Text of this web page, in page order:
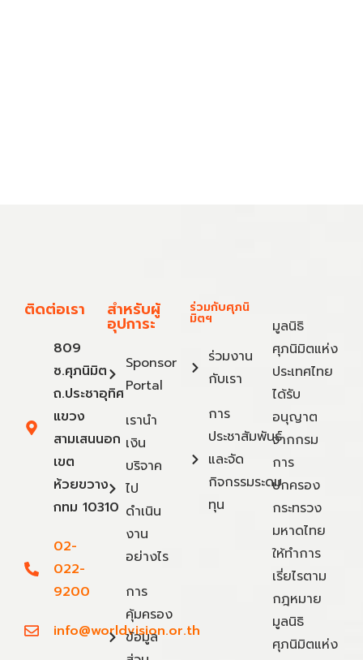
ติดต่อเรา
809
ซ.ศุภนิมิต
ถ.ประชาอุทิศ
แขวง
สามเสนนอก
เขต
ห้วยขวาง
กทม 10310
02-
022-
9200
info@worldvision.or.th
สำหรับผู้
อุปการะ
Sponsor
Portal
เรานำ
เงิน
บริจาค
ไป
ดำเนิน
งาน
อย่างไร
การ
คุ้มครอง
ข้อมูล
ร่วมกับศุภนิ
มิตฯ
ร่วมงาน
กับเรา
การ
ประชาสัมพันธ์
และจัด
กิจกรรมระดม
ทุน
มูลนิธิ
ศุภนิมิตแห่ง
ประเทศไทย
ได้รับ
อนุญาต
จากกรม
การ
ปกครอง
กระทรวง
มหาดไทย
ให้ทำการ
เรี่ยไรตาม
กฎหมาย
มูลนิธิ
ศุภนิมิตแห่ง